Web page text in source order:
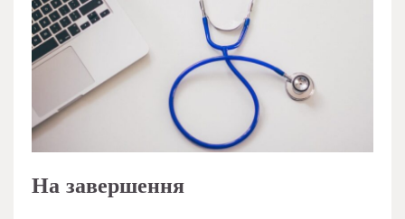
На завершення